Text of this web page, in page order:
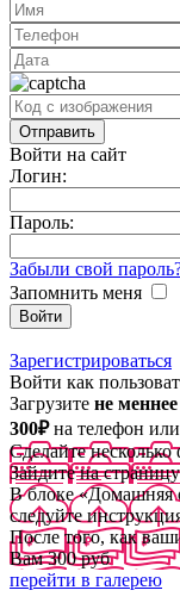
Войти на сайт
Логин:
Пароль:
Забыли свой
Запомнить меня
Зарегистрироваться
Войти как
Загрузите не
300₽на телефон
Сделайте
Зайдите на
В блоке «Домашняя
следуйте
После того, как
Вам 300 руб
перейти в галерею